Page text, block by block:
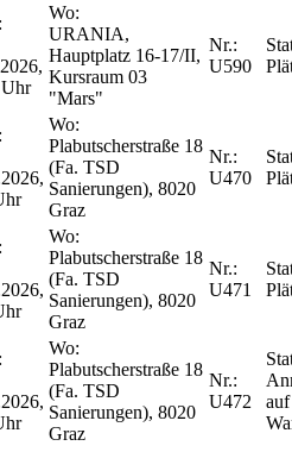
Wo:
URANIA,
Hauptplatz 16-17/II,
Kursraum 03
"Mars"
Nr.:
U590
Wo:
Plabutscherstraße 18
(Fa. TSD
Sanierungen), 8020
Graz
Nr.:
U470
Wo:
Plabutscherstraße 18
(Fa. TSD
Sanierungen), 8020
Graz
Nr.:
U471
Wo:
Plabutscherstraße 18
(Fa. TSD
Sanierungen), 8020
Graz
Nr.:
U472
auf